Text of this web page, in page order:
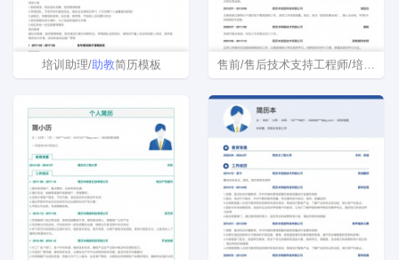
培训助理/助教简历模板 售前/售后技术支持工程师/培训助理/